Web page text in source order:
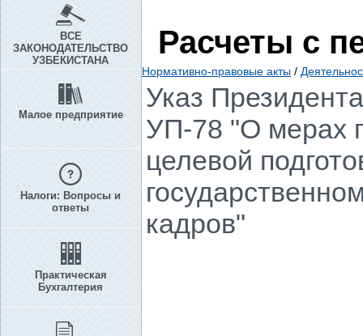
ВСЕ
ЗАКОНОДАТЕЛЬСТВО
УЗБЕКИСТАНА
Малое предприятие
Налоги: Вопросы и
ответы
Практическая
Бухгалтерия
Расчеты с
Нормативно-правовые акты /
Указ
УП-78 "О мерах
целевой
кадров"